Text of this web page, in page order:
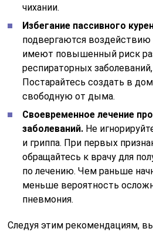
чихании.
Избегание пассивного
подвергаются воздействию
имеют повышенный риск
респираторных
Постарайтесь создать в
свободную от дыма.
Своевременное лечение
заболеваний. Не
и гриппа. При первых
обращайтесь к врачу для
по лечению. Чем раньше
меньше вероятность
пневмония.
Следуя этим рекомендациям,